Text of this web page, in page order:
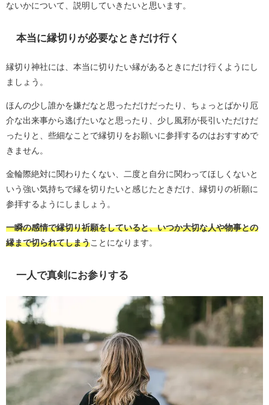
ないかについて、説明していきたいと思います。
本当に縁切りが必要なときだけ行く
縁切り神社には、本当に切りたい縁があるときにだけ行くようにし
ましょう。
ほんの少し誰かを嫌だなと思っただけだったり、ちょっとばかり厄
介な出来事から逃げたいなと思ったり、少し風邪が長引いただけだ
ったりと、些細なことで縁切りをお願いに参拝するのはおすすめで
きません。
金輪際絶対に関わりたくない、二度と自分に関わってほしくないと
いう強い気持ちで縁を切りたいと感じたときだけ、縁切りの祈願に
参拝するようにしましょう。
一瞬の感情で縁切り祈願をしていると、いつか大切な人や物事との
縁まで切られてしまう ことになります。
一人で真剣にお参りする